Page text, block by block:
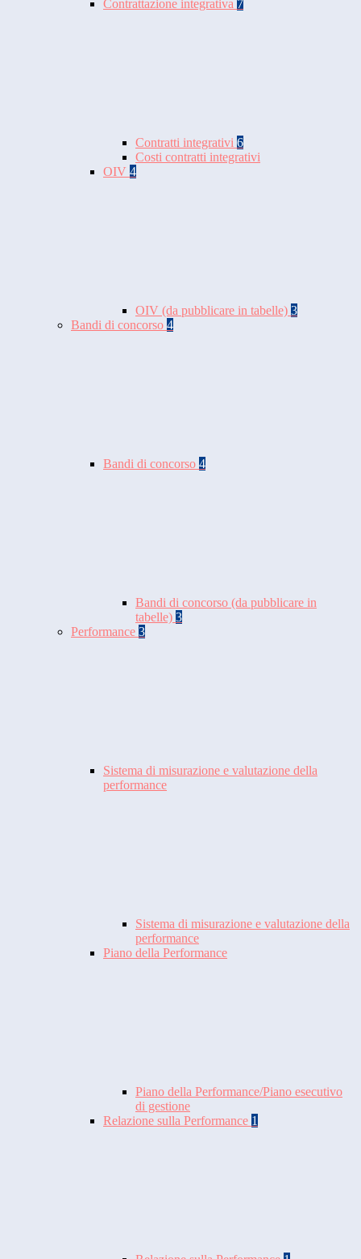
Contrattazione integrativa 7
Contratti integrativi 6
Costi contratti integrativi
OIV 4
OIV (da pubblicare in tabelle) 3
Bandi di concorso 4
Bandi di concorso 4
Bandi di concorso (da pubblicare in
tabelle) 3
Performance 3
Sistema di misurazione e valutazione della
performance
Sistema di misurazione e valutazione della
performance
Piano della Performance
Piano della Performance/Piano esecutivo
di gestione
Relazione sulla Performance 1